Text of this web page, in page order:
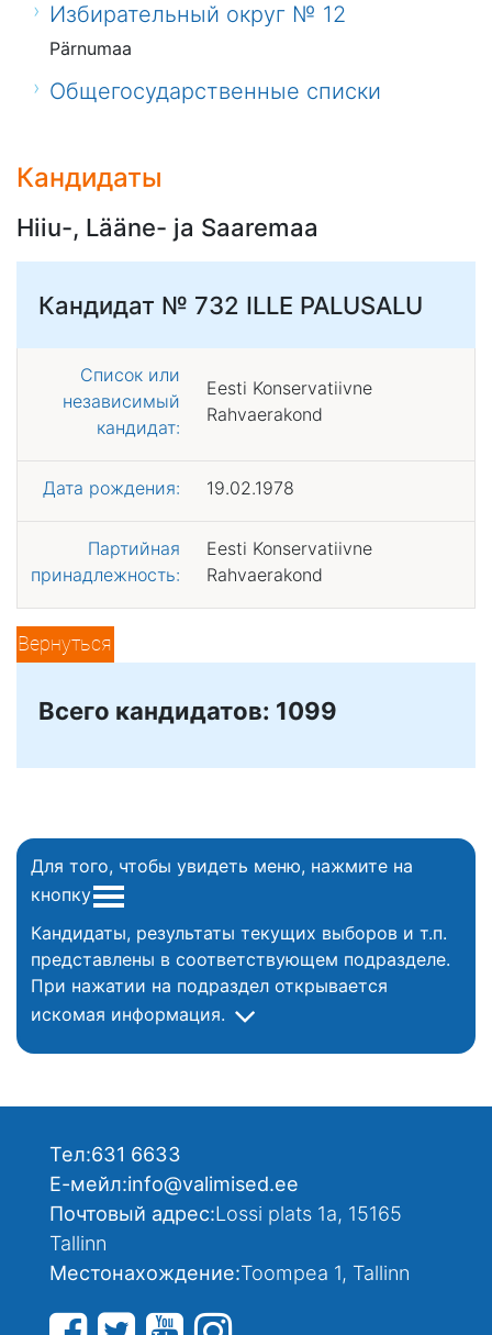
Избирательный округ № 12
Pärnumaa
Общегосударственные списки
Кандидаты
Hiiu-, Lääne- ja Saaremaa
Кандидат № 732 ILLE PALUSALU
Список или
независимый
кандидат:
Eesti Konservatiivne
Rahvaerakond
Дата рождения: 19.02.1978
Партийная
принадлежность:
Eesti Konservatiivne
Rahvaerakond
Вернуться
Всего кандидатов: 1099
Для того, чтобы увидеть меню, нажмите на
кнопку
Кандидаты, результаты текущих выборов и т.п.
представлены в соответствующем подразделе.
При нажатии на подраздел открывается
искомая информация.
Тел:631 6633
Е-мейл:info@valimised.ee
Почтовый адрес:Lossi plats 1a, 15165
Tallinn
Местонахождение:Toompea 1, Tallinn